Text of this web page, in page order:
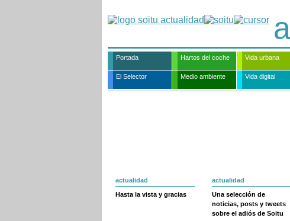
Portada Hartos del coche Vida urbana
El Selector Medio ambiente Vida digital
actualidad
Hasta la vista y gracias
actualidad
Una selección de
noticias, posts y tweets
sobre el adiós de Soitu